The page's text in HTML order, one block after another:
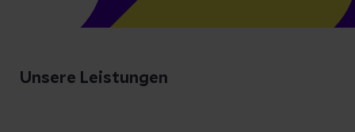
Unsere Leistungen